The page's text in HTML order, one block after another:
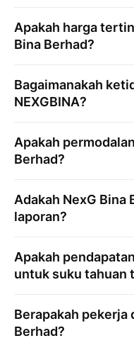
Apakah harga
Bina Berhad?
Bagaimanakah
NEXGBINA?
Apakah
Berhad?
Adakah NexG Bina
laporan?
Apakah
untuk suku tahuan
Berapakah pekerja
Berhad?